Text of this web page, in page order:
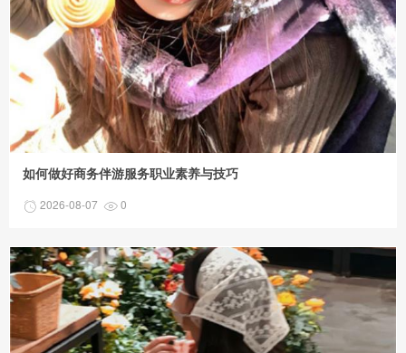
如何做好商务伴游服务职业素养与技巧
2026-08-07 0